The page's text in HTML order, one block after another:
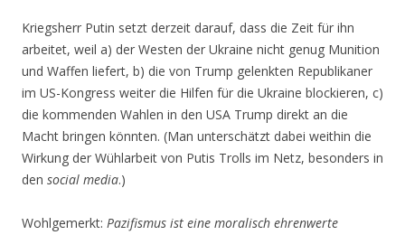
Kriegsherr Putin setzt derzeit darauf, dass die Zeit für ihn
arbeitet, weil a) der Westen der Ukraine nicht genug Munition
und Waffen liefert, b) die von Trump gelenkten Republikaner
im US-Kongress weiter die Hilfen für die Ukraine blockieren, c)
die kommenden Wahlen in den USA Trump direkt an die
Macht bringen könnten. (Man unterschätzt dabei weithin die
Wirkung der Wühlarbeit von Putis Trolls im Netz, besonders in
den social media.)
Wohlgemerkt: Pazifismus ist eine moralisch ehrenwerte